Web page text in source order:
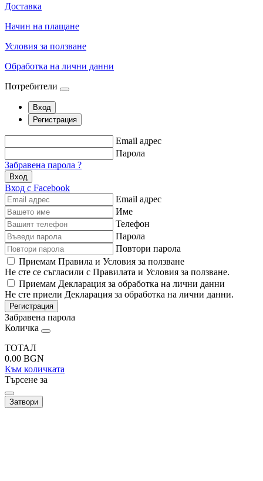
Доставка
Начин на плащане
Условия за ползване
Обработка на лични данни
Потребители
Вход
Регистрация
Email адрес
Парола
Забравена парола ?
Вход
Вход с Facebook
Email адрес
Име
Телефон
Парола
Повтори парола
Приемам Правила и Условия за ползване
Не сте се съгласили с Правилата и Условия за ползване.
Приемам Декларация за обработка на лични данни
Не сте приели Декларация за обработка на лични данни.
Регистрация
Забравена парола
Количка
ТОТАЛ
0.00 BGN
Към количката
Търсене за
Затвори